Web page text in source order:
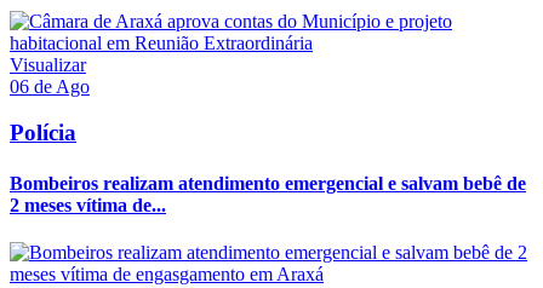
Visualizar
06 de Ago
Polícia
Bombeiros realizam atendimento emergencial e salvam bebê de
2 meses vítima de...